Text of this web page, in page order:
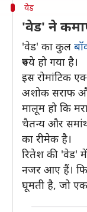
वेड
'वेड' ने
'वेड' का कुल
रुपये हो गया है।
इस रोमांटिक
अशोक सराफ
मालूम हो कि
चैतन्य और
का रीमेक है।
रितेश की 'वेड'
नजर आए हैं।
घूमती है, जो एक